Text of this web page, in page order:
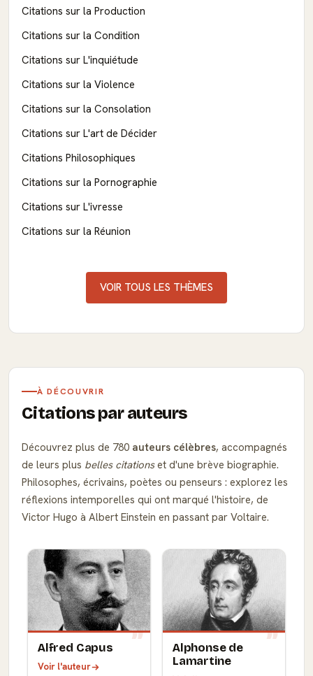
Citations sur la Production
Citations sur la Condition
Citations sur L'inquiétude
Citations sur la Violence
Citations sur la Consolation
Citations sur L'art de Décider
Citations Philosophiques
Citations sur la Pornographie
Citations sur L'ivresse
Citations sur la Réunion
VOIR TOUS LES THÈMES
À DÉCOUVRIR
Citations par auteurs
Découvrez plus de 780 auteurs célèbres, accompagnés
de leurs plus belles citationset d'une brève biographie.
Philosophes, écrivains, poètes ou penseurs : explorez les
réflexions intemporelles qui ont marqué l'histoire, de
Victor Hugo à Albert Einstein en passant par Voltaire.
Alfred Capus
Voir l'auteur
Alphonse de
Lamartine